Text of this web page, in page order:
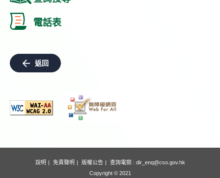
電話表
返回
說明 免責聲明 版權公告 查詢電郵 : dir_enq@cso.gov.hk
Copyright © 2021